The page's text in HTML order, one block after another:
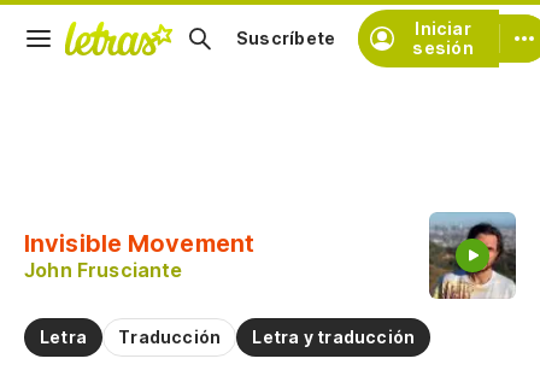
Iniciar
sesión
Suscríbete
Invisible Movement
John Frusciante
Letra Traducción Letra y traducción
Practicar la pronunciación de